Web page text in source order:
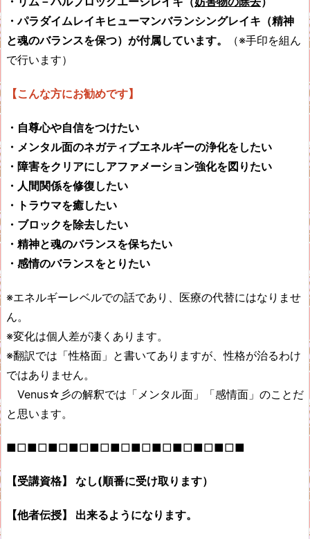
・パラダイムレイキヒューマンバランシングレイキ（精神
と魂のバランスを保つ）が付属しています。
（※手印を組ん
で行います）
【こんな方にお勧めです】
・自尊心や自信をつけたい
・メンタル面のネガティブエネルギーの浄化をしたい
・障害をクリアにしアファメーション強化を図りたい
・人間関係を修復したい
・トラウマを癒したい
・ブロックを除去したい
・精神と魂のバランスを保ちたい
・感情のバランスをとりたい
※エネルギーレベルでの話であり、医療の代替にはなりませ
ん。
※変化は個人差が凄くあります。
※翻訳では「性格面」と書いてありますが、性格が治るわけ
ではありません。
Venus☆彡の解釈では「メンタル面」「感情面」のことだ
と思います。
■□■□■□■□■□■□■□■□■□■□■□■
【受講資格】 なし(順番に受け取ります）
【他者伝授】 出来るようになります。